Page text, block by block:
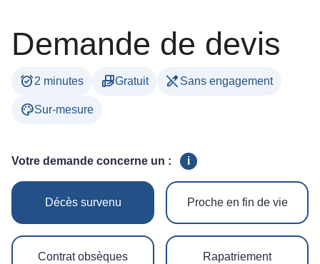
Demande de devis
alarm_on2 minutes hand_packageGratuit edit_off Sans engagement
paletteSur-mesure
Votre demande concerne un : i
Décès survenu Proche en fin de vie
Contrat obsèques Rapatriement